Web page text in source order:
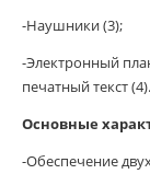
-Наушники (3);
-Электронный
печатный текст (4).
Основные
-Обеспечение